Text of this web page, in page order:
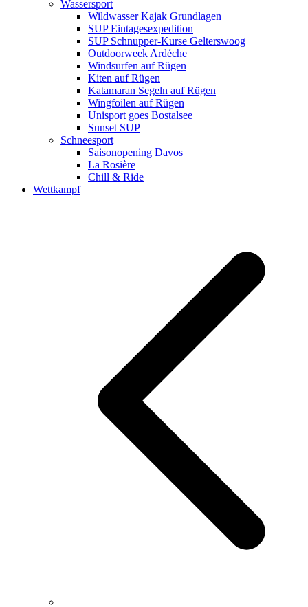
Wassersport
Wildwasser Kajak Grundlagen
SUP Eintagesexpedition
SUP Schnupper-Kurse Gelterswoog
Outdoorweek Ardéche
Windsurfen auf Rügen
Kiten auf Rügen
Katamaran Segeln auf Rügen
Wingfoilen auf Rügen
Unisport goes Bostalsee
Sunset SUP
Schneesport
Saisonopening Davos
La Rosière
Chill & Ride
Wettkampf